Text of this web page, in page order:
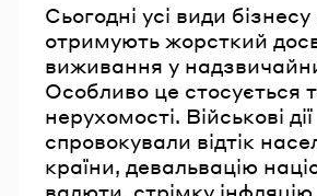
Сьогодні усі види бізнесу
отримують жорсткий
виживання у
Особливо це стосується
нерухомості. Військові дії
спровокували відтік
країни, девальвацію
валюти, стрімку